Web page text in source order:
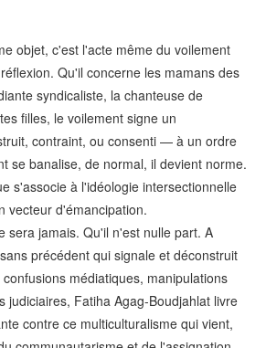
objet, c'est l'acte même du voilement
Qu'il concerne les mamans des
syndicaliste, la chanteuse de
filles, le voilement signe un
contraint, ou consenti — à un ordre
se banalise, de normal, il devient norme.
s'associe à l'idéologie intersectionnelle
vecteur d'émancipation.
sera jamais. Qu'il n'est nulle part. A
précédent qui signale et déconstruit
médiatiques, manipulations
judiciaires, Fatiha Agag-Boudjahlat livre
contre ce multiculturalisme qui vient,